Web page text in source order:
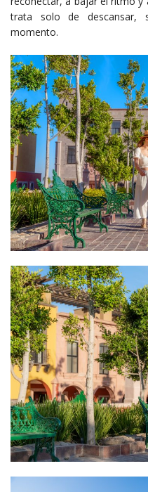
trata solo de descansar,
momento.